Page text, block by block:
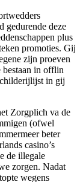
gedurende deze
plus
promoties. Gij
zijn proeven
in offlin
in gij
Zorgplich va de
(ofwel
beter
casino’s
de illegale
zorgen. Nadat
wegens